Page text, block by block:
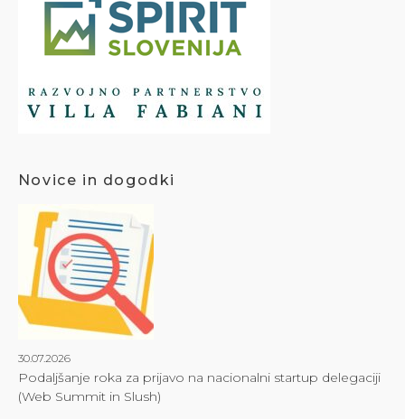
Novice in dogodki
30.07.2026
Podaljšanje roka za prijavo na nacionalni startup delegaciji
(Web Summit in Slush)